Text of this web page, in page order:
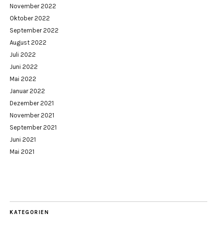
November 2022
Oktober 2022
September 2022
August 2022
Juli 2022
Juni 2022
Mai 2022
Januar 2022
Dezember 2021
November 2021
September 2021
Juni 2021
Mai 2021
KATEGORIEN